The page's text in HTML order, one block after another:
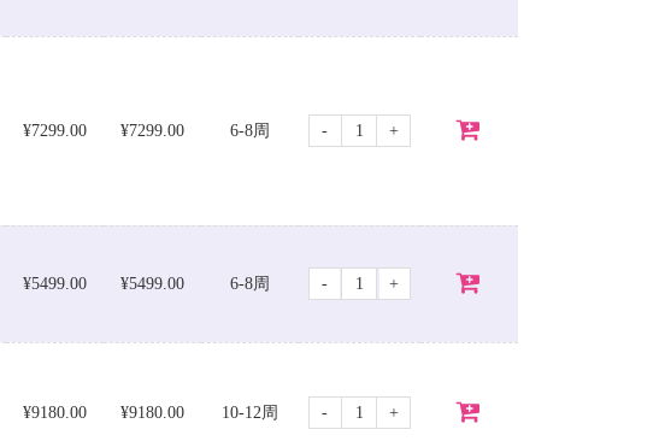
¥7299.00 ¥7299.00 6-8周 - +
¥5499.00 ¥5499.00 6-8周 - +
¥9180.00 ¥9180.00 10-12周 - +